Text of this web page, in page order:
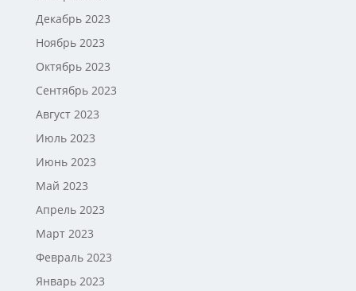
Декабрь 2023
Ноябрь 2023
Октябрь 2023
Сентябрь 2023
Август 2023
Июль 2023
Июнь 2023
Май 2023
Апрель 2023
Март 2023
Февраль 2023
Январь 2023